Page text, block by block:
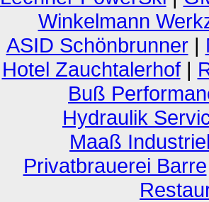
Winkelmann
ASID Schönbrunner|
Hotel Zauchtalerhof|
Buß
Hydraulik
Maaß
Privatbrauerei Barre